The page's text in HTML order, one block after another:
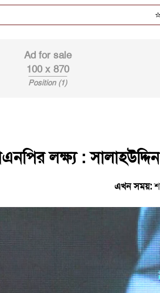
Ad for sale
100 x 870
Position (1)
লক্ষ্য : সালাহউদ্দিন
এখন সময়: